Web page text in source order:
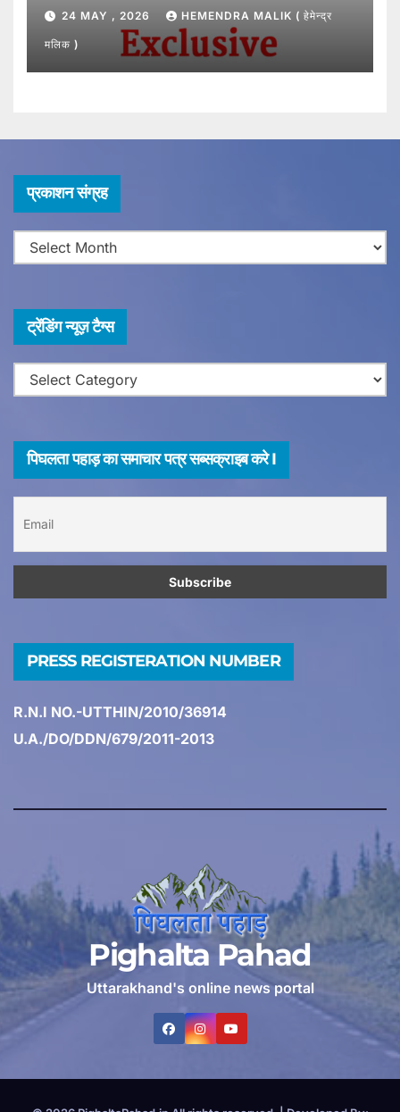
24 MAY , 2026 HEMENDRA MALIK ( हेमेन्द्र
मलिक )
प्रकाशन संग्रह
का
न
ह
ट्रेंडिंग न्यूज़ टैग्स
ट्रेंडिंग
न्यूज़
पिघलता पहाड़ का समाचार पत्र सब्सक्राइब करे I
PRESS REGISTERATION NUMBER
R.N.I NO.-UTTHIN/2010/36914
U.A./DO/DDN/679/2011-2013
Pighalta Pahad
Uttarakhand's online news portal